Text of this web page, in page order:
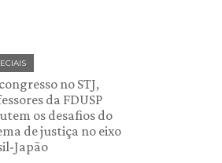
no STJ,
da FDUSP
os desafios do
de justiça no eixo
Japão